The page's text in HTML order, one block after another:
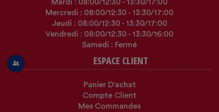
Mardi : 08:00/12:30 - 13:30/17:00
Mercredi : 08:00/12:30 - 13:30/17:00
Jeudi : 08:00/12:30 - 13:30/17:00
Vendredi : 08:00/12:30 - 13:30/16:00
Samedi : Fermé
ESPACE CLIENT
Panier D'achat
Compte Client
Mes Commandes